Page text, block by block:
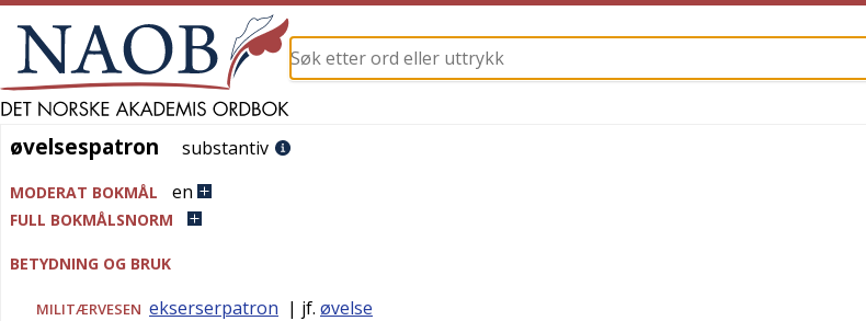
øvelsespatron
øvelsespatron substantiv
MODERAT BOKMÅL en
FULL BOKMÅLSNORM
BETYDNING OG BRUK
MILITÆRVESEN ekserserpatron | jf. øvelse